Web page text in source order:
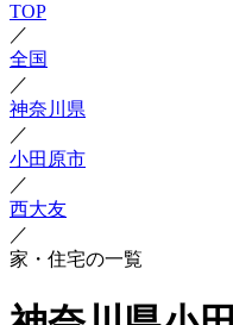
TOP
／
全国
／
神奈川県
／
小田原市
／
西大友
／
家・住宅の一覧